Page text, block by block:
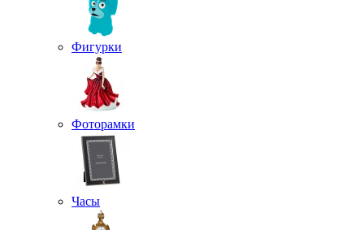
Фигурки
Фоторамки
Часы